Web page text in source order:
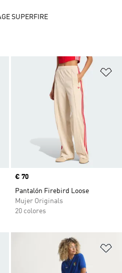
Añadir a la lista de deseos
Precio
€ 70
Pantalón Firebird Loose
Mujer Originals
20 colores
Añadir a la lista de deseos
SUPERFIRE